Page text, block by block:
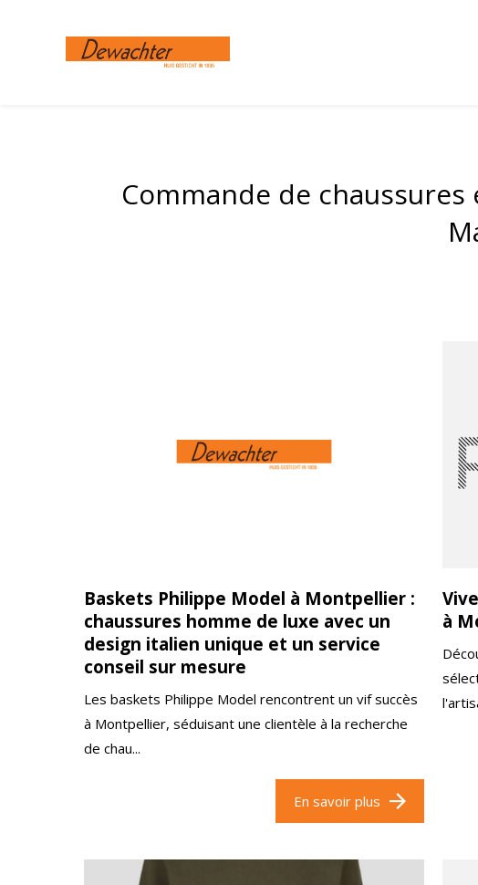
Commande de
Baskets Philippe Model à Montpellier :
chaussures homme de luxe avec un
design italien unique et un service
conseil sur mesure
Les baskets Philippe Model rencontrent un vif succès
à Montpellier, séduisant une clientèle à la recherche
de chau...
En savoir plus
à